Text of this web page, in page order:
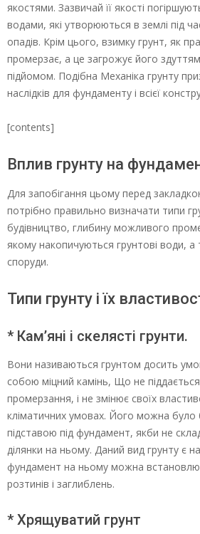
якостями. Зазвичай її якості
водами, які утворюються в землі під
опадів. Крім цього, взимку грунт, як
промерзає, а це загрожує його здуттям
підйомом. Подібна Механіка грунту
наслідків для фундаменту і всієї
[contents]
Вплив грунту на
Для запобігання цьому перед
потрібно правильно визначати типи
будівництво, глибину можливого
якому накопичуються грунтові води,
споруди.
Типи грунту і їх
* Кам’яні і скелясті грунти.
Вони називаються грунтом досить
собою міцний камінь, Що не
промерзання, і не змінює своїх
кліматичних умовах. Його можна було
підставою під фундамент, якби не
ділянки на ньому. Даний вид грунту є
фундамент на ньому можна
розтинів і заглиблень.
* Хрящуватий грунт